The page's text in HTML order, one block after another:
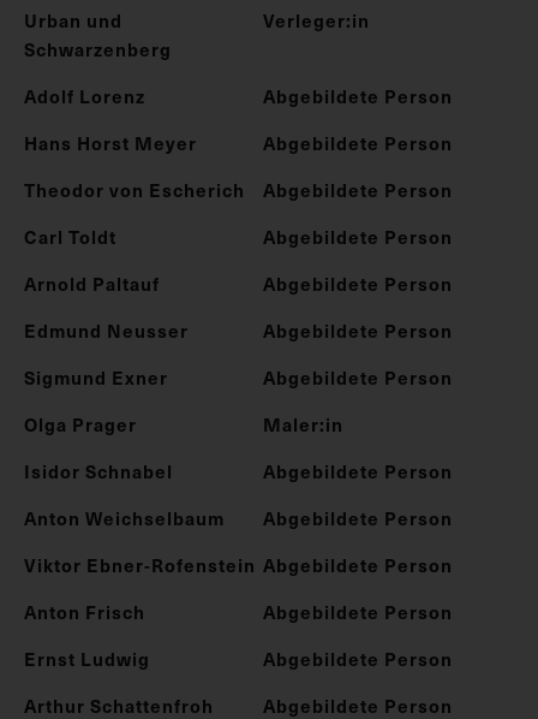
Urban und
Schwarzenberg
Verleger:in
Adolf Lorenz
Abgebildete Person
Hans Horst Meyer
Abgebildete Person
Theodor von Escherich
Abgebildete Person
Carl Toldt
Abgebildete Person
Arnold Paltauf
Abgebildete Person
Edmund Neusser
Abgebildete Person
Sigmund Exner
Abgebildete Person
Olga Prager
Maler:in
Isidor Schnabel
Abgebildete Person
Anton Weichselbaum
Abgebildete Person
Viktor Ebner-Rofenstein Abgebildete Person
Anton Frisch
Abgebildete Person
Ernst Ludwig
Abgebildete Person
Arthur Schattenfroh
Abgebildete Person